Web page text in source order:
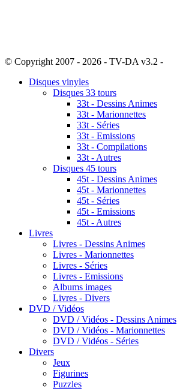
© Copyright 2007 - 2026 - TV-DA v3.2 -
Disques vinyles
Disques 33 tours
33t - Dessins Animes
33t - Marionnettes
33t - Séries
33t - Emissions
33t - Compilations
33t - Autres
Disques 45 tours
45t - Dessins Animes
45t - Marionnettes
45t - Séries
45t - Emissions
45t - Autres
Livres
Livres - Dessins Animes
Livres - Marionnettes
Livres - Séries
Livres - Emissions
Albums images
Livres - Divers
DVD / Vidéos
DVD / Vidéos - Dessins Animes
DVD / Vidéos - Marionnettes
DVD / Vidéos - Séries
Divers
Jeux
Figurines
Puzzles